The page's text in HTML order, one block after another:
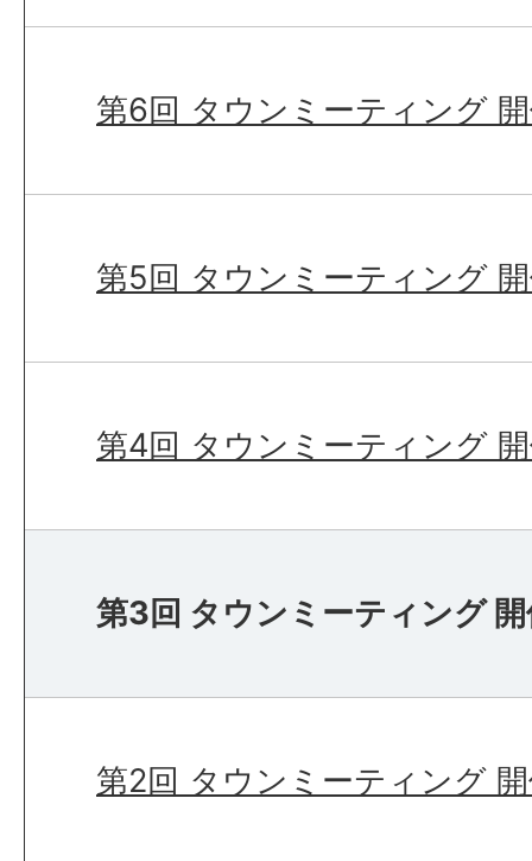
第6回 タウンミーティング
第5回 タウンミーティング
第4回 タウンミーティング
第3回 タウンミーティング
第2回 タウンミーティング